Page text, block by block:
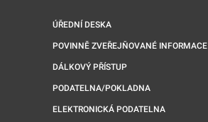
ÚŘEDNÍ DESKA
POVINNĚ ZVEŘEJŇOVANÉ INFORMACE
DÁLKOVÝ PŘÍSTUP
PODATELNA/POKLADNA
ELEKTRONICKÁ PODATELNA